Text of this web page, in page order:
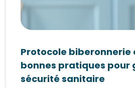
Protocole biberonnerie
bonnes pratiques pour
sécurité sanitaire